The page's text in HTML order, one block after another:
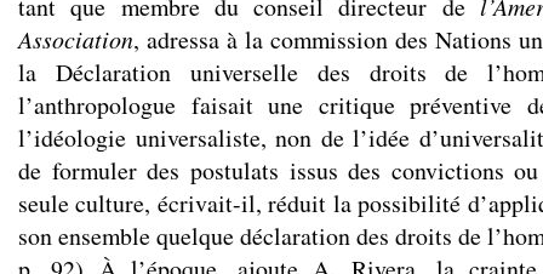
tant que membre du conseil directeur de
Association, adressa à la commission des Nations
la Déclaration universelle des droits de
l’anthropologue faisait une critique préventive
l’idéologie universaliste, non de l’idée
de formuler des postulats issus des convictions
seule culture, écrivait-il, réduit la possibilité
son ensemble quelque déclaration des droits de